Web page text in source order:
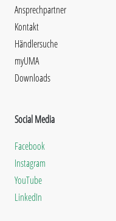
Ansprechpartner
Kontakt
Händlersuche
myUMA
Downloads
Social Media
Facebook
Instagram
YouTube
LinkedIn